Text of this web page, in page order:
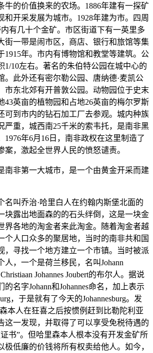
牛的价值换来的农场。1886年建有一探矿
和开采发展为城市。1928年建为市。四周
有几十个金矿。市区街道下有一英里多
街一带是闹市区，商店、银行和旅馆等集
1915年。市内有博物馆和教堂等建筑。公
1/10左右。著名的朱伯特公园在城中心的
。此外还有密尔勒公园、唐纳德·麦凯公
市东北郊有开普敦公园。动物园位于史末
43英亩的植物园和占地26英亩的梅尔罗斯
可到市内的钻石加工厂去参观。城内种族
严重，城西南25千米的索韦托，是南非黑
1976年6月16日，南非政权在这里制造了
案，激起全世界人民的愤怒谴责。
南非第一大城市，是一个由黄金开采而建
名叫乔治·哈里白人在约翰内斯堡北面的
块露出地面森的的石头绊倒，这是一块金
界各地的淘金者来此淘金。随着淘金者越
个人口众多的聚居地，当时的南非共和国
，寻找一个地方建立一个市镇。当时被派
人，一个是荷兰移民，名叫Johann
Johannes Joubert的布尔人。据说
名字Johann和Johannes命名，加上表示
，于是就有了今天的Johannesburg。发
本人在狂喜之后按惯例赶到比勒陀利亚
这一发现，并取得了可以享受免税待遇的
书”。但哈里森本人根本没有开发金矿所
极低廉的价钱将所有权卖给他人。如今，